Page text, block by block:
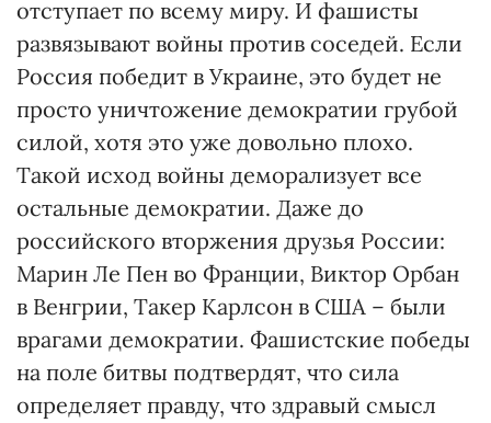
отступает по всему миру. И фашисты
развязывают войны против соседей. Если
Россия победит в Украине, это будет не
просто уничтожение демократии грубой
силой, хотя это уже довольно плохо.
Такой исход войны деморализует все
остальные демократии. Даже до
российского вторжения друзья России:
Марин Ле Пен во Франции, Виктор Орбан
в Венгрии, Такер Карлсон в США – были
врагами демократии. Фашистские победы
на поле битвы подтвердят, что сила
определяет правду, что здравый смысл